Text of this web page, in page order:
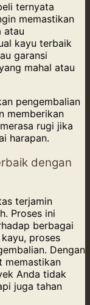
ternyata
memastikan
atau
kayu terbaik
garansi
mahal atau
pengembalian
memberikan
rugi jika
harapan.
dengan
terjamin
Proses ini
berbagai
proses
Dengan
memastikan
Anda tidak
juga tahan